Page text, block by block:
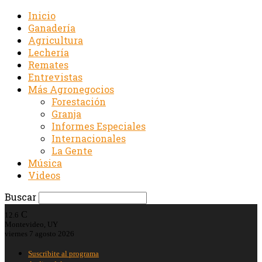
Inicio
Ganadería
Agricultura
Lechería
Remates
Entrevistas
Más Agronegocios
Forestación
Granja
Informes Especiales
Internacionales
La Gente
Música
Videos
Buscar
12.6 C
Montevideo, UY
viernes 7 agosto 2026
Suscribite al programa